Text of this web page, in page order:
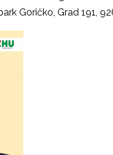
Goričko, Grad 191,